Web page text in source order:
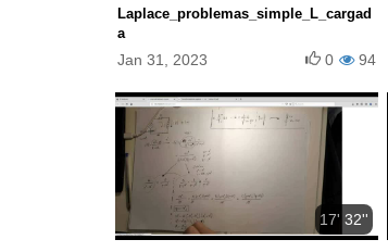
Laplace_problemas_simple_L_cargad
a
Jan 31, 2023 94
0
17' 32''